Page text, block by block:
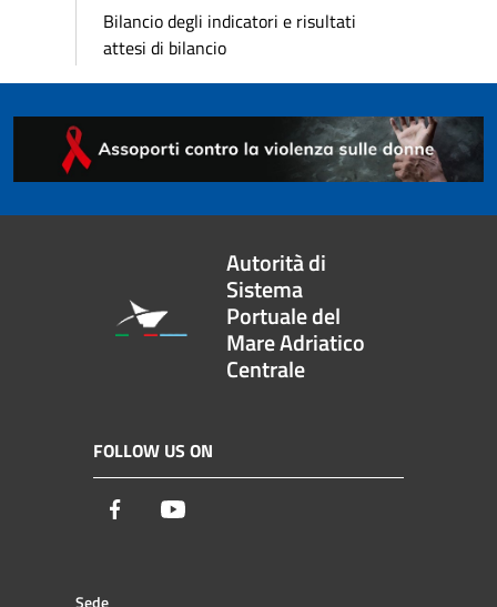
Bilancio degli indicatori e risultati
attesi di bilancio
Autorità di
Sistema
Portuale del
Mare Adriatico
Centrale
FOLLOW US ON
Facebook